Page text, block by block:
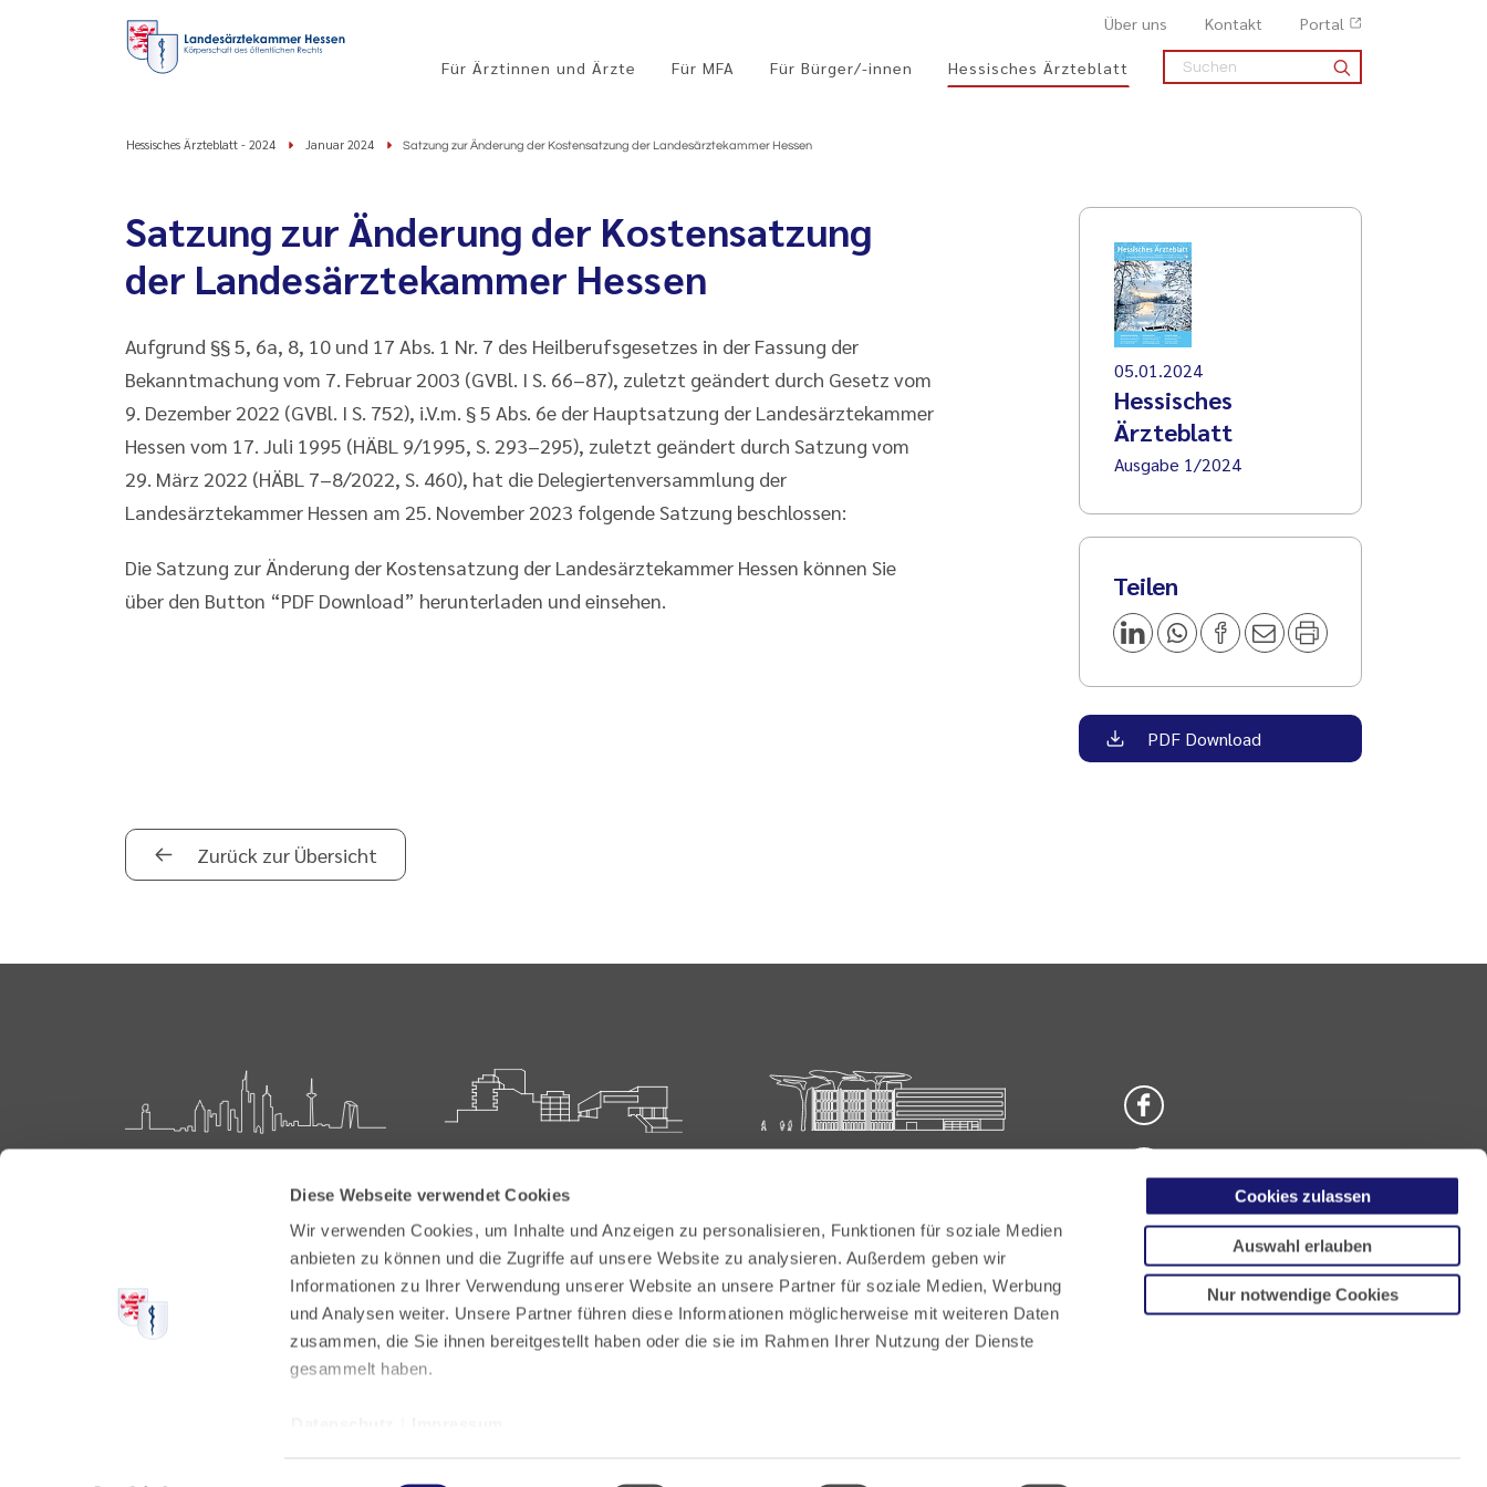
Diese Webseite verwendet Cookies
Wir verwenden Cookies, um Inhalte und Anzeigen zu personalisieren, Funktionen für soziale Medien
anbieten zu können und die Zugriffe auf unsere Website zu analysieren. Außerdem geben wir
Informationen zu Ihrer Verwendung unserer Website an unsere Partner für soziale Medien, Werbung
und Analysen weiter. Unsere Partner führen diese Informationen möglicherweise mit weiteren Daten
zusammen, die Sie ihnen bereitgestellt haben oder die sie im Rahmen Ihrer Nutzung der Dienste
gesammelt haben.
Cookies zulassen
Auswahl erlauben
Nur notwendige Cookies
Über uns Kontakt Portal
Für Ärztinnen und Ärzte Für MFA Für Bürger/-innen Hessisches Ärzteblatt
Hessisches Ärzteblatt - 2024 Januar 2024 Satzung zur Änderung der Kostensatzung der Landesärztekammer Hessen
Satzung zur Änderung der Kostensatzung
der Landesärztekammer Hessen
Aufgrund §§ 5, 6a, 8, 10 und 17 Abs. 1 Nr. 7 des Heilberufsgesetzes in der Fassung der
Bekanntmachung vom 7. Februar 2003 (GVBl. I S. 66–87), zuletzt geändert durch Gesetz vom
9. Dezember 2022 (GVBl. I S. 752), i.V.m. § 5 Abs. 6e der Hauptsatzung der Landesärztekammer
Hessen vom 17. Juli 1995 (HÄBL 9/1995, S. 293–295), zuletzt geändert durch Satzung vom
29. März 2022 (HÄBL 7–8/2022, S. 460), hat die Delegiertenversammlung der
Landesärztekammer Hessen am 25. November 2023 folgende Satzung beschlossen:
Die Satzung zur Änderung der Kostensatzung der Landesärztekammer Hessen können Sie
über den Button “PDF Download” herunterladen und einsehen.
05.01.2024
Hessisches
Ärzteblatt
Ausgabe 1/2024
Teilen
PDF Download
Zurück zur Übersicht
Postfach 60 05 66
60335 Frankfurt
Weiterbildung
61231 Bad Nauheim
Tel:+49 6032 782-200
Fax: +49 6032 782-220
61231 Bad Nauheim
Tel: +49 6032 782-100
Fax: +49 6032 782-180